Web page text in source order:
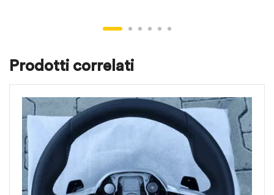
Prodotti correlati